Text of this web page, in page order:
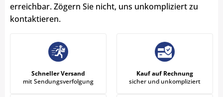
erreichbar. Zögern Sie nicht, uns unkompliziert zu
kontaktieren.
Schneller Versand
mit Sendungsverfolgung
Kauf auf Rechnung
sicher und unkompliziert